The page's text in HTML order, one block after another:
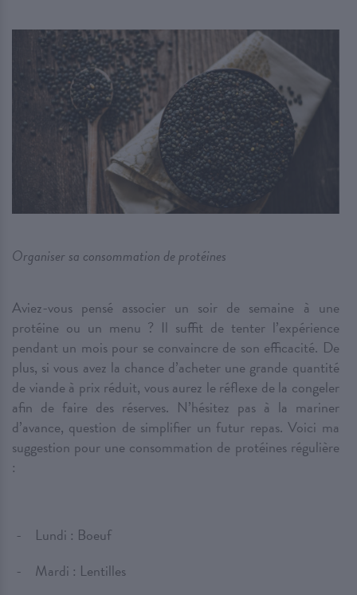
Organiser sa consommation de protéines
Aviez-vous pensé associer un soir de semaine à une
protéine ou un menu ? Il suffit de tenter l’expérience
pendant un mois pour se convaincre de son efficacité. De
plus, si vous avez la chance d’acheter une grande quantité
de viande à prix réduit, vous aurez le réflexe de la congeler
afin de faire des réserves. N’hésitez pas à la mariner
d’avance, question de simplifier un futur repas. Voici ma
suggestion pour une consommation de protéines régulière
:
Lundi : Boeuf
Mardi : Lentilles